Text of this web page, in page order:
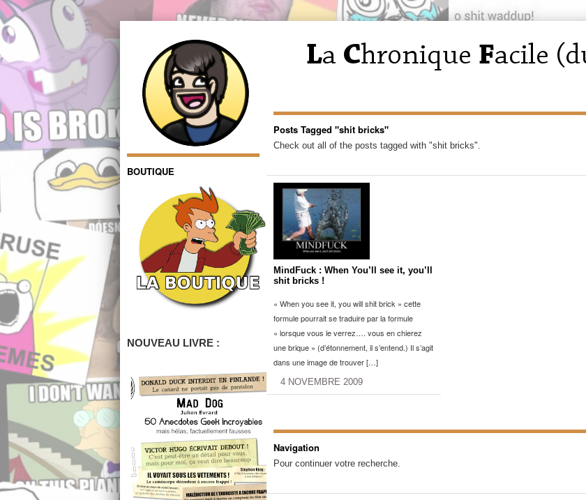
BOUTIQUE
NOUVEAU LIVRE :
Posts Tagged "shit bricks"
Check out all of the posts tagged with "shit bricks".
MindFuck : When You’ll see it, you’ll
shit bricks !
« When you see it, you will shit brick » cette
formule pourrait se traduire par la formule
« lorsque vous le verrez…. vous en chierez
une brique » (d’étonnement, il s’entend.) Il s’agit
dans une image de trouver […]
4 NOVEMBRE 2009
Navigation
Pour continuer votre recherche.